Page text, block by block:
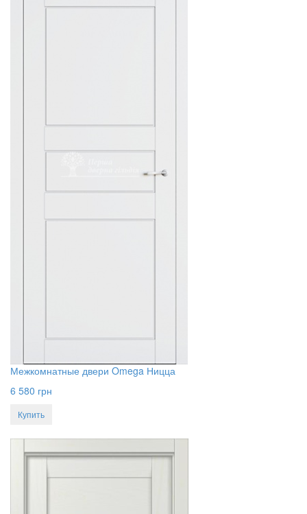
Межкомнатные двери Omega Ницца
6 580 грн
Купить